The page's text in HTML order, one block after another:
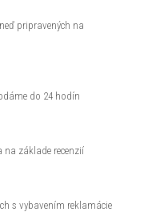
pripravených na
do 24 hodín
základe recenzií
s vybavením reklamácie